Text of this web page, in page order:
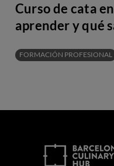
Curso de cata
aprender y qué
FORMACIÓN PROFESIONAL